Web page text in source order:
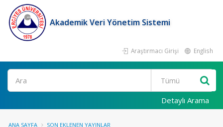
Akademik Veri Yönetim Sistemi
Araştırmacı Girişi English
Ara
Detaylı Arama
ANA SAYFA SON EKLENEN YAYINLAR